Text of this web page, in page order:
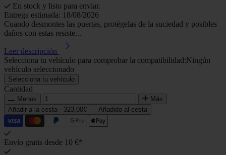
En stock y listo para enviar.
Entrega estimada: 18/08/2026
Cuando desmontes las puertas, protégelas de la suciedad y posibles
daños con estas resiste...
Leer descripción
Selecciona tu vehículo para comprobar la compatibilidad:Ningún
vehículo seleccionado
Selecciona tu vehículo
Cantidad
Menos
Más
Añadir a la cesta - 323,00€ Añadido al cesta
Envío gratis desde 10 €*